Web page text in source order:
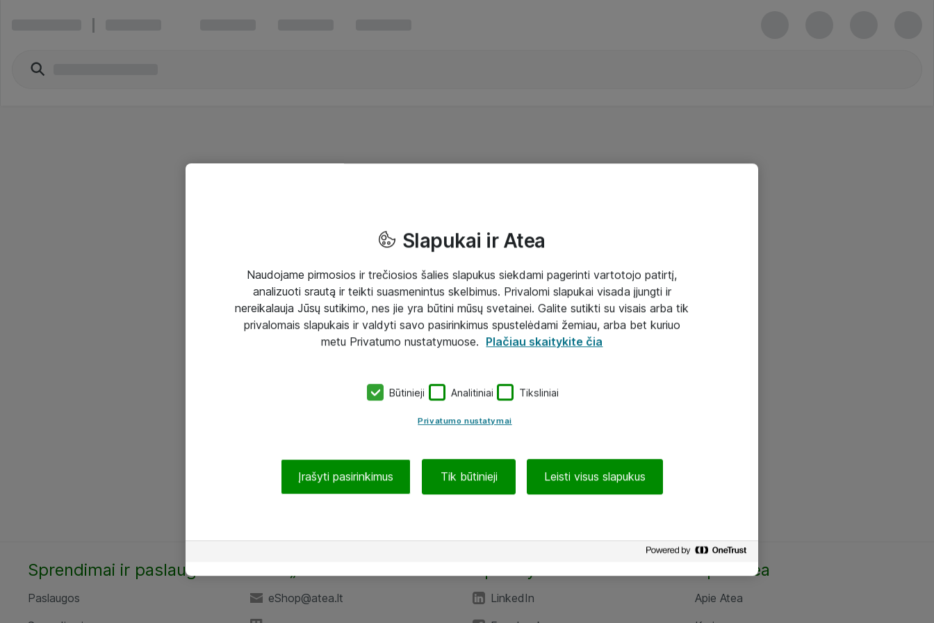
Sprendimai ir paslaugos
Paslaugos
eShop@atea.lt
LinkedIn
Apie Atea
Apie Atea
Slapukai ir Atea
Naudojame pirmosios ir trečiosios šalies slapukus siekdami pagerinti vartotojo patirtį,
analizuoti srautą ir teikti suasmenintus skelbimus. Privalomi slapukai visada įjungti ir
nereikalauja Jūsų sutikimo, nes jie yra būtini mūsų svetainei. Galite sutikti su visais arba tik
privalomais slapukais ir valdyti savo pasirinkimus spustelėdami žemiau, arba bet kuriuo
metu Privatumo nustatymuose. Plačiau skaitykite čia
Būtinieji Analitiniai Tiksliniai
Privatumo nustatymai
Įrašyti pasirinkimus Tik būtinieji Leisti visus slapukus